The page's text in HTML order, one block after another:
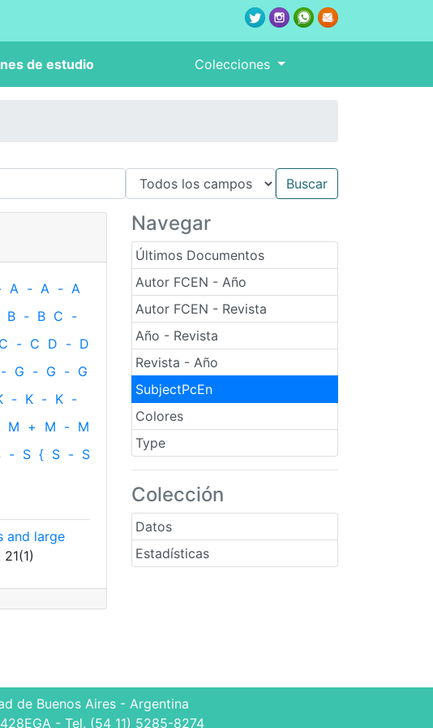
de estudio Colecciones
Navegar
Últimos Documentos
Autor FCEN - Año
Autor FCEN - Revista
Año - Revista
Revista - Año
SubjectPcEn
Colores
Type
Colección
Datos
Estadísticas
A - A - A
B - B C -
C - C D - D
- G - G - G
- K - K -
M + M - M
- S { S - S
and large
de Buenos Aires - Argentina
- Tel. (54 11) 5285-8274